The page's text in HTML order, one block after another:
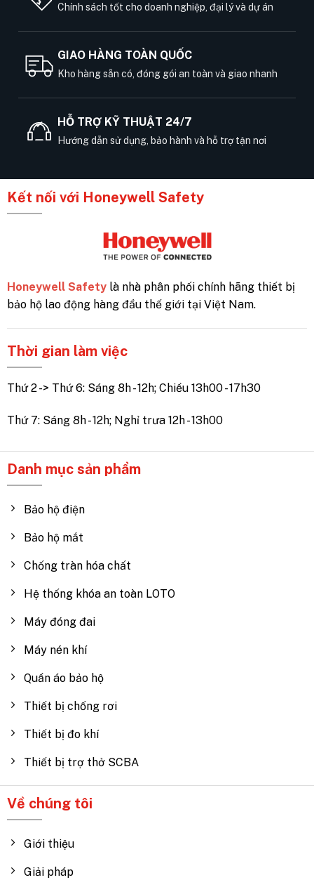
Chính sách tốt cho doanh nghiệp, đại lý và dự án
GIAO HÀNG TOÀN QUỐC
Kho hàng sẵn có, đóng gói an toàn và giao nhanh
HỖ TRỢ KỸ THUẬT 24/7
Hướng dẫn sử dụng, bảo hành và hỗ trợ tận nơi
Kết nối với Honeywell Safety
Honeywell Safety là nhà phân phối chính hãng thiết bị
bảo hộ lao động hàng đầu thế giới tại Việt Nam.
Thời gian làm việc
Thứ 2 -> Thứ 6: Sáng 8h - 12h; Chiều 13h00 - 17h30
Thứ 7: Sáng 8h - 12h; Nghỉ trưa 12h - 13h00
Danh mục sản phẩm
Bảo hộ điện
Bảo hộ mắt
Chống tràn hóa chất
Hệ thống khóa an toàn LOTO
Máy đóng đai
Máy nén khí
Quần áo bảo hộ
Thiết bị chống rơi
Thiết bị đo khí
Thiết bị trợ thở SCBA
Về chúng tôi
Giới thiệu
Giải pháp